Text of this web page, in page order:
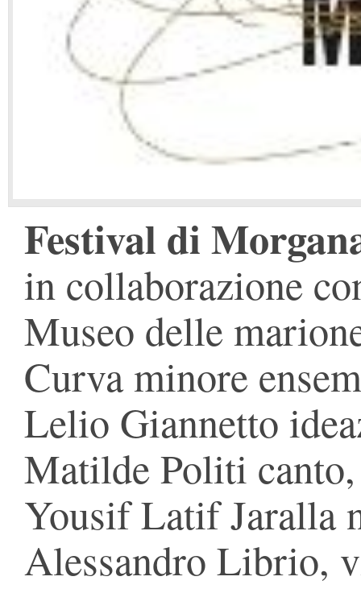
Festival di
in collaborazione
Museo delle
Curva minore
Lelio Giannetto
Matilde Politi
Yousif Latif Jaralla
Alessandro Librio,